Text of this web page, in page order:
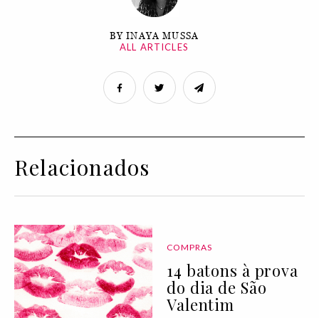
BY INAYA MUSSA
ALL ARTICLES
Relacionados
COMPRAS
14 batons à prova
do dia de São
Valentim